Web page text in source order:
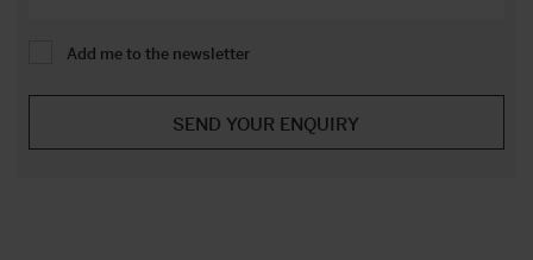
Add me to the newsletter